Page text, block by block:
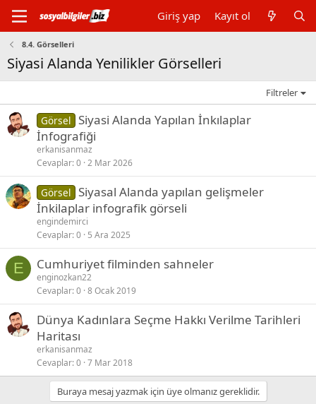
Giriş yap Kayıt ol
8.4. Görselleri
Siyasi Alanda Yenilikler Görselleri
Filtreler
Görsel
Siyasi Alanda Yapılan İnkılaplar
İnfografiği
erkanisanmaz
Cevaplar 0 2 Mar 2026
Görsel
Siyasal Alanda yapılan gelişmeler
İnkilaplar infografik görseli
engindemirci
Cevaplar 0 5 Ara 2025
E Cumhuriyet filminden sahneler
enginozkan22
Cevaplar 0 8 Ocak 2019
Dünya Kadınlara Seçme Hakkı Verilme Tarihleri
Haritası
erkanisanmaz
Cevaplar 0 7 Mar 2018
Buraya mesaj yazmak için üye olmanız gereklidir.